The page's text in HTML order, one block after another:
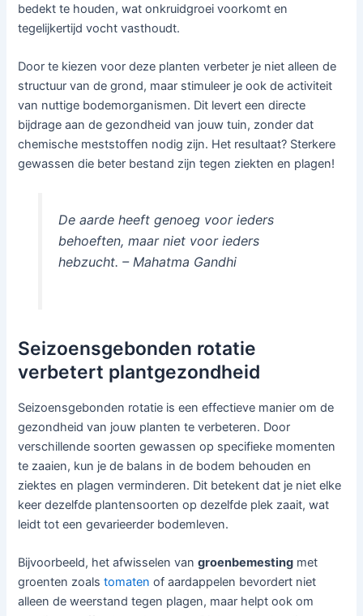
bedekt te houden, wat onkruidgroei voorkomt en
tegelijkertijd vocht vasthoudt.
Door te kiezen voor deze planten verbeter je niet alleen de
structuur van de grond, maar stimuleer je ook de activiteit
van nuttige bodemorganismen. Dit levert een directe
bijdrage aan de gezondheid van jouw tuin, zonder dat
chemische meststoffen nodig zijn. Het resultaat? Sterkere
gewassen die beter bestand zijn tegen ziekten en plagen!
De aarde heeft genoeg voor ieders
behoeften, maar niet voor ieders
hebzucht. – Mahatma Gandhi
Seizoensgebonden rotatie
verbetert plantgezondheid
Seizoensgebonden rotatie is een effectieve manier om de
gezondheid van jouw planten te verbeteren. Door
verschillende soorten gewassen op specifieke momenten
te zaaien, kun je de balans in de bodem behouden en
ziektes en plagen verminderen. Dit betekent dat je niet elke
keer dezelfde plantensoorten op dezelfde plek zaait, wat
leidt tot een gevarieerder bodemleven.
Bijvoorbeeld, het afwisselen vangroenbemesting met
groenten zoalstomaten of aardappelen bevordert niet
alleen de weerstand tegen plagen, maar helpt ook om